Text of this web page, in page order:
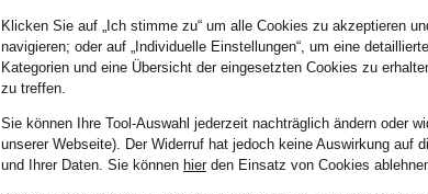
Klicken Sie auf „Ich stimme zu“ um alle Cookies zu akzeptieren
navigieren; oder auf „Individuelle Einstellungen“, um eine
Kategorien und eine Übersicht der eingesetzten Cookies zu
zu treffen.
Sie können Ihre Tool-Auswahl jederzeit nachträglich ändern oder
unserer Webseite). Der Widerruf hat jedoch keine Auswirkung auf
und Ihrer Daten. Sie können hierden Einsatz von Cookies